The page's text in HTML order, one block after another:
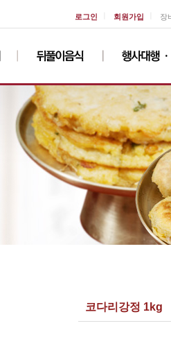
로그인 회원가입 장
코다리강정 1kg